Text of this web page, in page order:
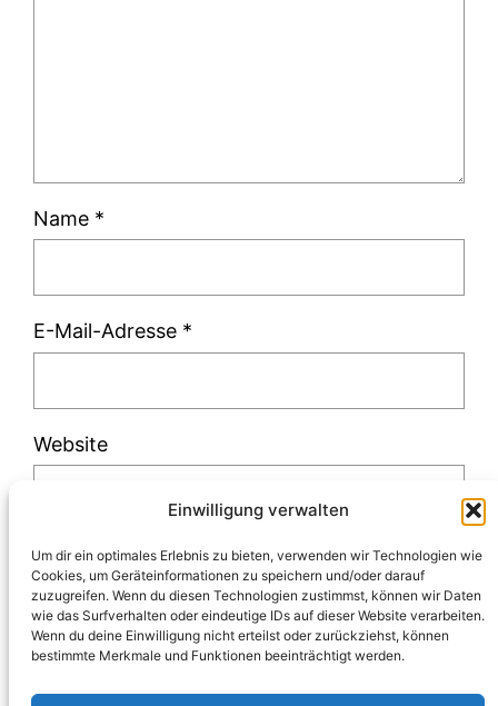
Einwilligung verwalten
Um dir ein optimales Erlebnis zu bieten, verwenden wir Technologien wie
Cookies, um Geräteinformationen zu speichern und/oder darauf
zuzugreifen. Wenn du diesen Technologien zustimmst, können wir Daten
wie das Surfverhalten oder eindeutige IDs auf dieser Website verarbeiten.
Wenn du deine Einwilligung nicht erteilst oder zurückziehst, können
bestimmte Merkmale und Funktionen beeinträchtigt werden.
Name *
E-Mail-Adresse *
Website
Diese Website verwendet Akismet, um Spam
zu reduzieren.Erfahre, wie deine
Kommentardaten verarbeitet werden.